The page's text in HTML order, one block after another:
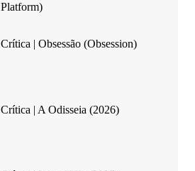
Platform)
Crítica | Obsessão (Obsession)
Crítica | A Odisseia (2026)